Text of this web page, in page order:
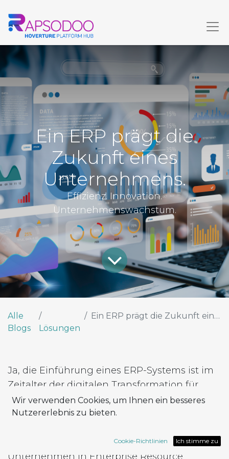
Ein ERP prägt die
Zukunft eines
Unternehmens.
Effizienz. Innovation.
Unternehmenswachstum.
Alle
Blogs
Lösungen
Ein ERP prägt die Zukunft eines Unternehmens.
Ja, die Einführung eines ERP-Systems ist im
Zeitalter der digitalen Transformation für
Unternehmen von entscheidender
Bedeutung. In ihrem ständigen Streben nach
um wettbewerbsfähig zu bleiben, finden
Unternehmen in Enterprise Resource
Wir verwenden Cookies, um Ihnen ein besseres
Nutzererlebnis zu bieten.
Cookie-Richtlinien Ich stimme zu